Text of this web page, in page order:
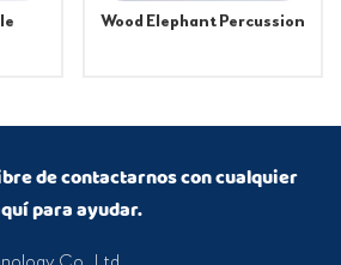
Wood Elephant Percussion
de contactarnos con cualquier
para ayudar.